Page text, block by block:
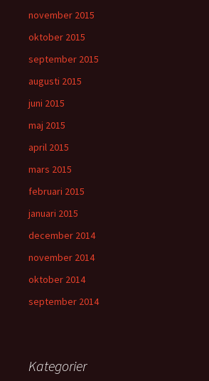
november 2015
oktober 2015
september 2015
augusti 2015
juni 2015
maj 2015
april 2015
mars 2015
februari 2015
januari 2015
december 2014
november 2014
oktober 2014
september 2014
Kategorier